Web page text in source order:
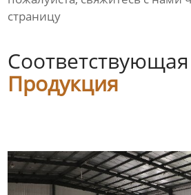
страницу
Соответствующая
Продукция